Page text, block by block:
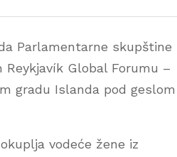
Parlamentarne skupštine
Reykjavík Global Forumu –
gradu Islanda pod geslom
vodeće žene iz